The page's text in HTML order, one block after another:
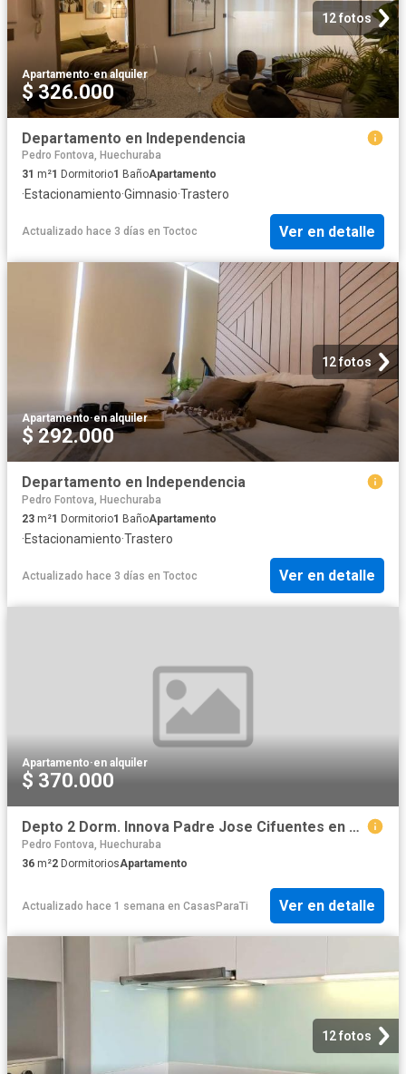
12 fotos
Apartamento·en alquiler
$ 326.000
Departamento en Independencia
Pedro Fontova, Huechuraba
31 m²1 Dormitorio1 BañoApartamento
·Estacionamiento·Gimnasio·Trastero
Actualizado hace 3 días en Toctoc Ver en detalle
12 fotos
Apartamento·en alquiler
$ 292.000
Departamento en Independencia
Pedro Fontova, Huechuraba
23 m²1 Dormitorio1 BañoApartamento
·Estacionamiento·Trastero
Actualizado hace 3 días en Toctoc Ver en detalle
Apartamento·en alquiler
$ 370.000
Depto 2 Dorm. Innova Padre Jose Cifuentes en Arriendo
Pedro Fontova, Huechuraba
36 m²2 DormitoriosApartamento
Actualizado hace 1 semana en CasasParaTi Ver en detalle
12 fotos